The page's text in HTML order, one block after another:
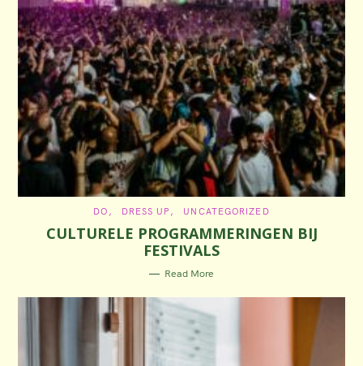
C
T
E
G
O
R
I
DO DRESS UP UNCATEGORIZED
CULTURELE PROGRAMMERINGEN BIJ
FESTIVALS
Read More